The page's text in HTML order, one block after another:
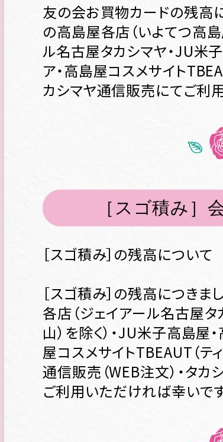
友の会お買物カードの残高
の高島屋各店（いよてつ高島
ル名古屋タカシマヤ・JU米
ア・高島屋コスメサイト
カシマヤ通信販売にてご利
［スゴ積み］
［スゴ積み］の残高について
［スゴ積み］の残高につき
各店（ジェイアール名古屋タ
山）を除く）・JU米子高島屋
屋コスメサイトTBEAUT（テ
通信販売（WEB注文）・タカ
ご利用いただければ幸いです